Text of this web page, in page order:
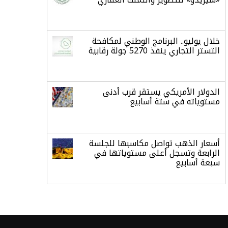
خلال يوليو.. البرنامج الوطني لمكافحة
التستر التجاري ينفذ 5270 جولة رقابية
الدولار الأمريكي يستقر قرب أدنى
مستوياته في ستة أسابيع
أسعار الذهب تواصل مكاسبها للجلسة
الرابعة وتسجل أعلى مستوياتها في
سبعة أسابيع